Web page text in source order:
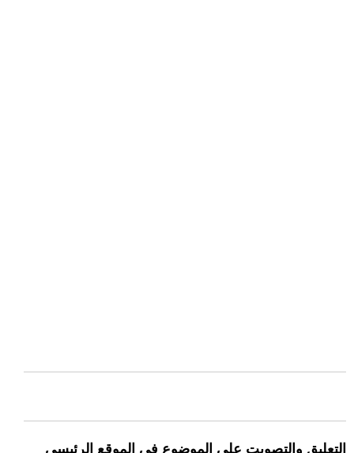
التعليق والتصويت على الموضوع في الموقع الرئيسي